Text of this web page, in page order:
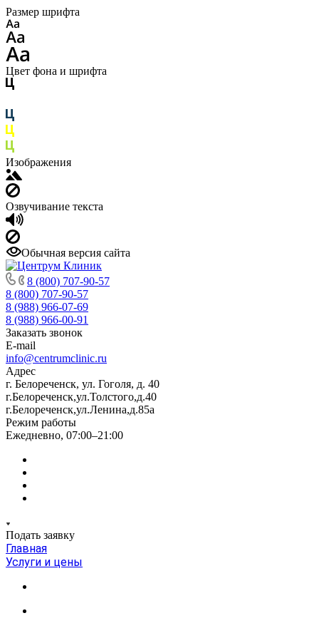
Размер шрифта
Цвет фона и шрифта
Изображения
Озвучивание текста
Обычная версия сайта
8 (800) 707-90-57
8 (800) 707-90-57
8 (988) 966-07-69
8 (988) 966-00-91
Заказать звонок
E-mail
info@centrumclinic.ru
Адрес
г. Белореченск, ул. Гоголя, д. 40
г.Белореченск,ул.Толстого,д.40
г.Белореченск,ул.Ленина,д.85а
Режим работы
Ежедневно, 07:00–21:00
Подать заявку
Главная
Услуги и цены